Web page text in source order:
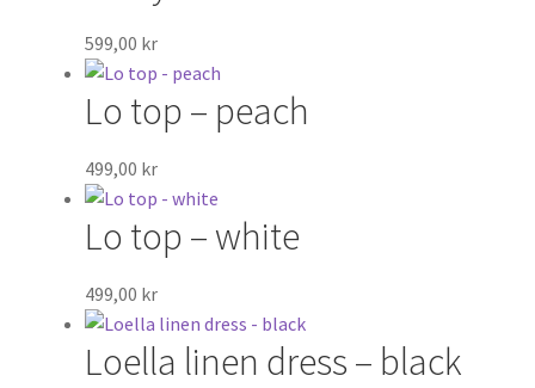
599,00 kr
Lo top – peach
499,00 kr
Lo top – white
499,00 kr
Loella linen dress – black